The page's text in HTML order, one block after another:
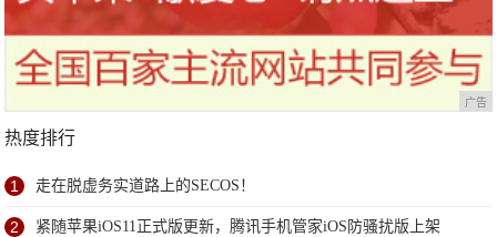
广告
热度排行
1 走在脱虚务实道路上的SECOS！
2 紧随苹果iOS11正式版更新，腾讯手机管家iOS防骚扰版上架